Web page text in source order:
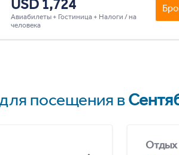
USD 1,724
Авиабилеты + Гостиница + Налоги / на
человека
посещения в
Отдых